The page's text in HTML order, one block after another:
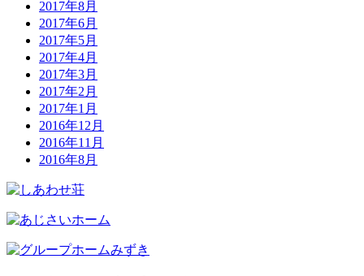
2017年8月
2017年6月
2017年5月
2017年4月
2017年3月
2017年2月
2017年1月
2016年12月
2016年11月
2016年8月